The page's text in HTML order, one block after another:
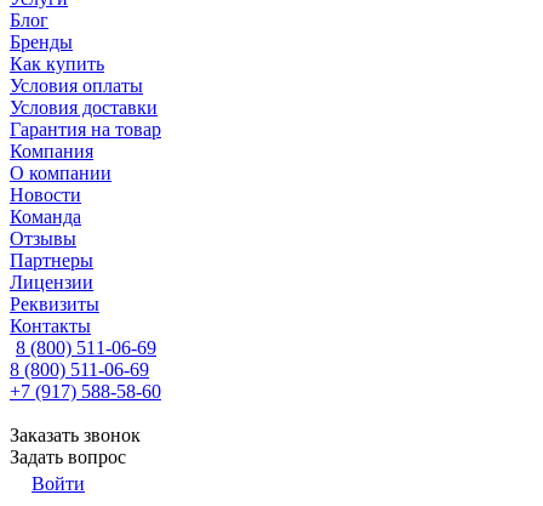
Блог
Бренды
Как купить
Условия оплаты
Условия доставки
Гарантия на товар
Компания
О компании
Новости
Команда
Отзывы
Партнеры
Лицензии
Реквизиты
Контакты
8 (800) 511-06-69
8 (800) 511-06-69
+7 (917) 588-58-60
Заказать звонок
Задать вопрос
Войти